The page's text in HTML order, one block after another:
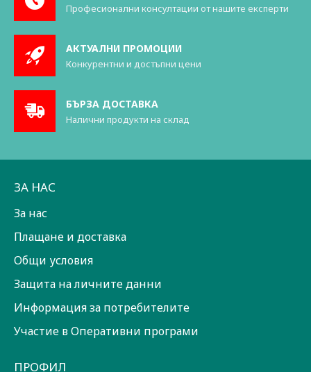
Професионални консултации от нашите експерти
АКТУАЛНИ ПРОМОЦИИ
Конкурентни и достъпни цени
БЪРЗА ДОСТАВКА
Налични продукти на склад
ЗА НАС
За нас
Плащане и доставка
Общи условия
Защита на личните данни
Информация за потребителите
Участие в Оперативни програми
ПРОФИЛ